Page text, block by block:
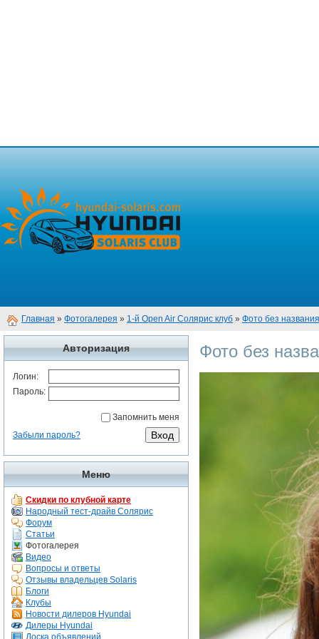
Главная » Фотогалерея » 1-й Open Air Солярис клуб » Фото без названия
Авторизация
Логин:
Пароль:
Запомнить меня
Забыли пароль?
Меню
Скидки по клубной карте
Народный тест-драйв Солярис
Форум
Статьи
Фотогалерея
Видео
Вопросы и ответы
Отзывы владельцев Solaris
Блоги
Клубы
Новости дилеров Hyundai
Дилеры Hyundai
Доска объявлений
Фото без